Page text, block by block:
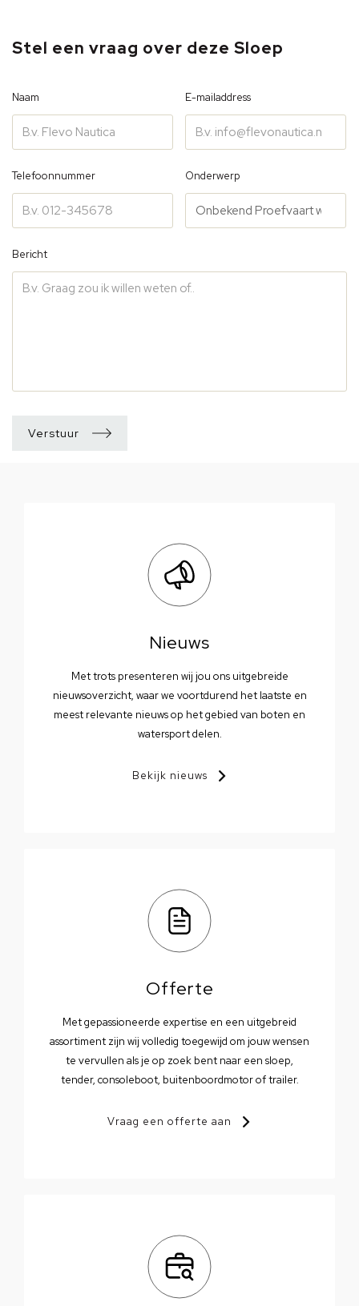
Stel een vraag over deze Sloep
Naam E-mailaddress
Telefoonnummer Onderwerp
Bericht
Verstuur
Nieuws
Met trots presenteren wij jou ons uitgebreide
nieuwsoverzicht, waar we voortdurend het laatste en
meest relevante nieuws op het gebied van boten en
watersport delen.
Bekijk nieuws
Offerte
Met gepassioneerde expertise en een uitgebreid
assortiment zijn wij volledig toegewijd om jouw wensen
te vervullen als je op zoek bent naar een sloep,
tender, consoleboot, buitenboordmotor of trailer.
Vraag een offerte aan